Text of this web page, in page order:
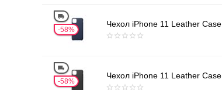
58%
Чехол iPhone 11 Leather Case
58%
Чехол iPhone 11 Leather Case